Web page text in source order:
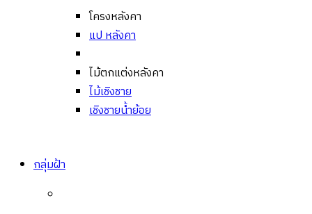
โครงหลังคา
แป หลังคา
ไม้ตกแต่งหลังคา
ไม้เชิงชาย
เชิงชายน้ำย้อย
กลุ่มฝ้า